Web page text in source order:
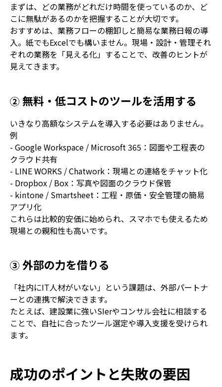
まずは、どの業務がどれだけ時間を使っているのか、ど
こに無駄があるのかを把握することが大切です。
おすすめは、業務フローの棚卸しと簡易な業務日報の導
入。紙でもExcelでも構いません。現場・設計・管理それ
ぞれの業務を「見える化」することで、改善のヒントが
見えてきます。
② 無料・低コストのツールを活用する
いきなり高額なシステムを導入する必要はありません。
例
- Google Workspace / Microsoft 365 ：図面や工程表の
クラウド共有
- LINE WORKS / Chatwork ：現場との連絡をチャット化
- Dropbox / Box ：写真や図面のクラウド保管
- kintone / Smartsheet ：工程・原価・安全管理の簡易
アプリ化
これらは比較的安価に始められ、スマホでも使えるため
現場との親和性も高いです。
③ 外部の力を借りる
「社内にIT人材がいない」という課題は、外部パートナ
ーとの連携で解決できます。
たとえば、建設業に強いSIerやコンサル会社に相談する
ことで、自社に合ったツール選定や導入支援を受けられ
ます。
成功のポイントと失敗の要因